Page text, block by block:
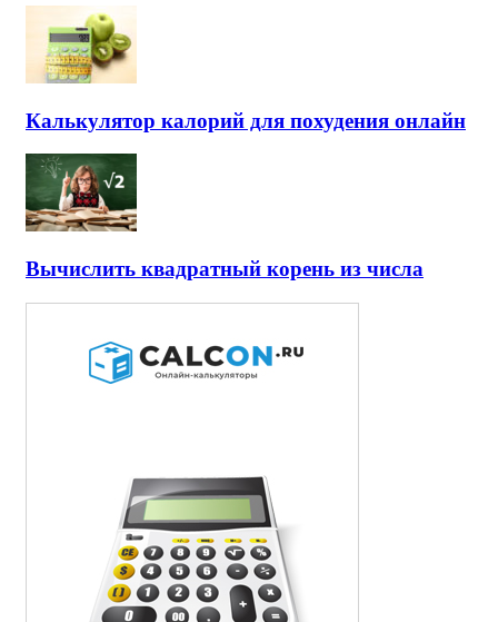
Калькулятор калорий для похудения онлайн
Вычислить квадратный корень из числа